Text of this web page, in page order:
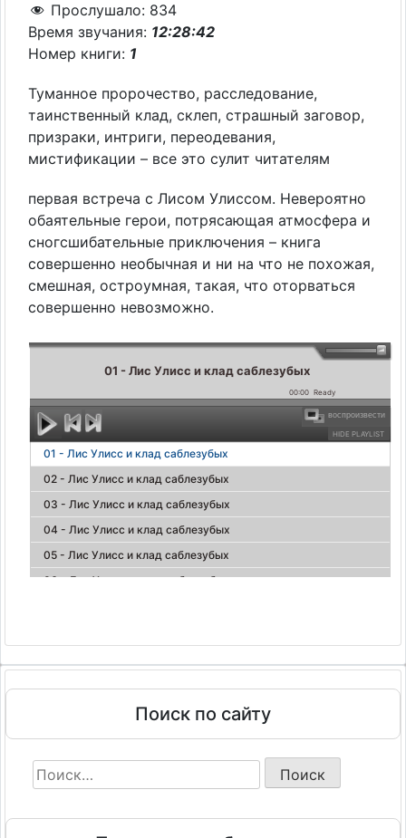
Прослушало: 834
Время звучания: 12:28:42
Номер книги: 1
Туманное пророчество, расследование,
таинственный клад, склеп, страшный заговор,
призраки, интриги, переодевания,
мистификации – все это сулит читателям
первая встреча с Лисом Улиссом. Невероятно
обаятельные герои, потрясающая атмосфера и
сногсшибательные приключения – книга
совершенно необычная и ни на что не похожая,
смешная, остроумная, такая, что оторваться
совершенно невозможно.
01 - Лис Улисс и клад саблезубых
00:00 Ready
HIDE PLAYLIST
воспроизвести
01 - Лис Улисс и клад саблезубых
02 - Лис Улисс и клад саблезубых
03 - Лис Улисс и клад саблезубых
04 - Лис Улисс и клад саблезубых
05 - Лис Улисс и клад саблезубых
06 - Лис Улисс и клад саблезубых
11 - Лис Улисс и клад саблезубых
13 - Лис Улисс и клад саблезубых
14 - Лис Улисс и клад саблезубых
16 - Лис Улисс и клад саблезубых
Поиск по сайту
Найти: